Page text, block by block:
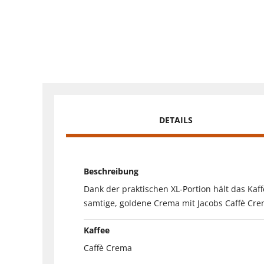
DETAILS
Beschreibung
Dank der praktischen XL-Portion hält das
samtige, goldene Crema mit Jacobs Caffè
Kaffee
Caffè Crema